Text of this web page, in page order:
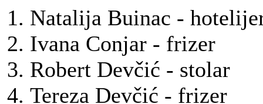
Natalija Buinac -
Ivana Conjar - frizer
Robert Devčić - stolar
Tereza Devčić - frizer